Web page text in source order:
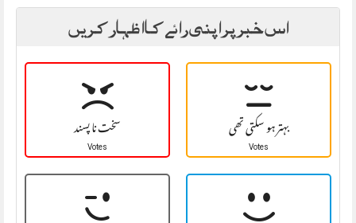
اس خبر پر اپنی رائے کا اظہار کریں
سخت نا پسند
Votes بہتر ہو سکتی تھی
Votes